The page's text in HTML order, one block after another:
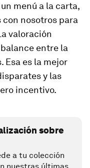
menú a la carta,
con nosotros para
valoración
entre la
Esa es la mejor
y las
incentivo.
sobre
a tu colección